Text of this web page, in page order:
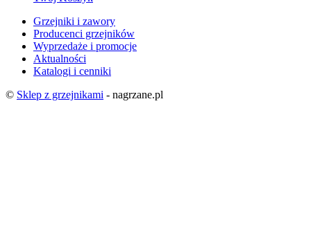
Grzejniki i zawory
Producenci grzejników
Wyprzedaże i promocje
Aktualności
Katalogi i cenniki
© Sklep z grzejnikami - nagrzane.pl